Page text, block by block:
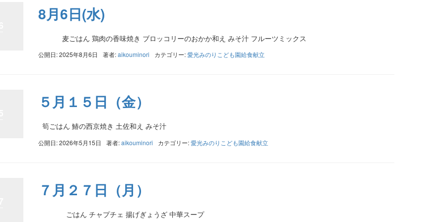
8月6日(水)
麦ごはん 鶏肉の香味焼き ブロッコリーのおかか和え みそ汁 フルーツミックス
公開日: 2025年8月6日 著者:aikouminori カテゴリー:愛光みのりこども園給食献立
５月１５日（金）
筍ごはん 鰆の西京焼き 土佐和え みそ汁
公開日: 2026年5月15日 著者:aikouminori カテゴリー:愛光みのりこども園給食献立
７月２７日（月）
ごはん チャプチェ 揚げぎょうざ 中華スープ